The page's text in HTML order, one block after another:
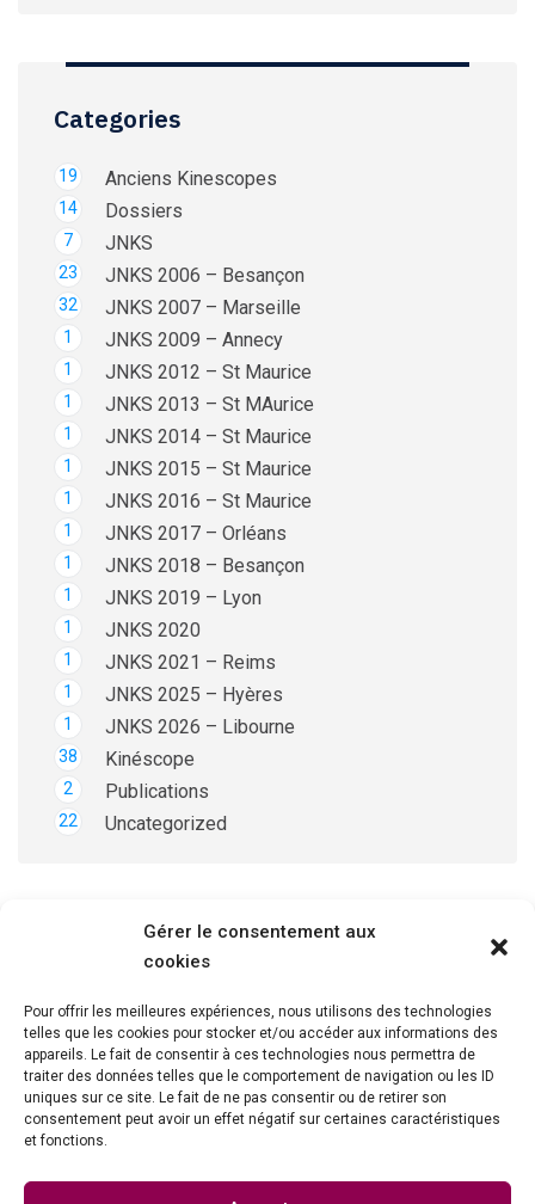
Gérer le consentement aux
cookies
Pour offrir les meilleures expériences, nous utilisons des technologies
telles que les cookies pour stocker et/ou accéder aux informations des
appareils. Le fait de consentir à ces technologies nous permettra de
traiter des données telles que le comportement de navigation ou les ID
uniques sur ce site. Le fait de ne pas consentir ou de retirer son
consentement peut avoir un effet négatif sur certaines caractéristiques
et fonctions.
Categories
Anciens Kinescopes
19
Dossiers
14
JNKS
7
JNKS 2006 – Besançon
23
JNKS 2007 – Marseille
32
JNKS 2009 – Annecy
1
JNKS 2012 – St Maurice
1
JNKS 2013 – St MAurice
1
JNKS 2014 – St Maurice
1
JNKS 2015 – St Maurice
1
JNKS 2016 – St Maurice
1
JNKS 2017 – Orléans
1
JNKS 2018 – Besançon
1
JNKS 2019 – Lyon
1
JNKS 2020
1
JNKS 2021 – Reims
1
JNKS 2025 – Hyères
1
JNKS 2026 – Libourne
1
Kinéscope
38
Publications
2
Uncategorized
22
Emergency Cases
Please feel welcome to contact our friendly reception